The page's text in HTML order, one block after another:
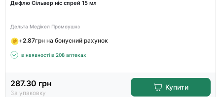
Дефлю Сільвер ніс спрей 15 мл
Дельта Медікел Промоушнз
+2.87грн на бонусний рахунок
в наявності в 208 аптеках
287.30 грн
За упаковку
Купити